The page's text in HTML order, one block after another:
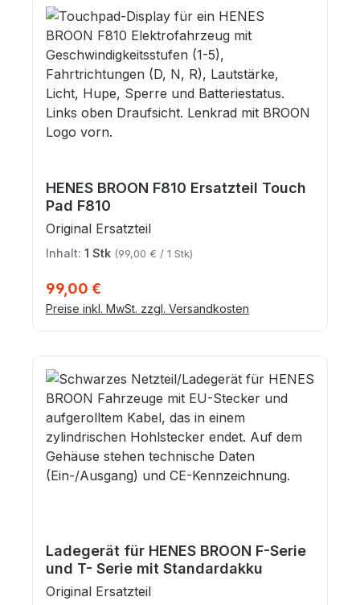
HENES BROON F810 Ersatzteil Touch
Pad F810
Original Ersatzteil
Inhalt: 1 Stk (99,00 € / 1 Stk)
99,00 €
Preise inkl. MwSt. zzgl. Versandkosten
Ladegerät für HENES BROON F-Serie
und T- Serie mit Standardakku
Original Ersatzteil